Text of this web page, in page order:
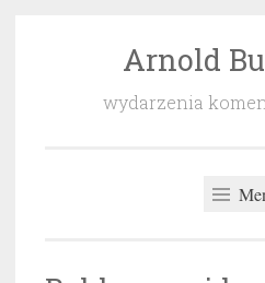
Arnold
wydarzenia